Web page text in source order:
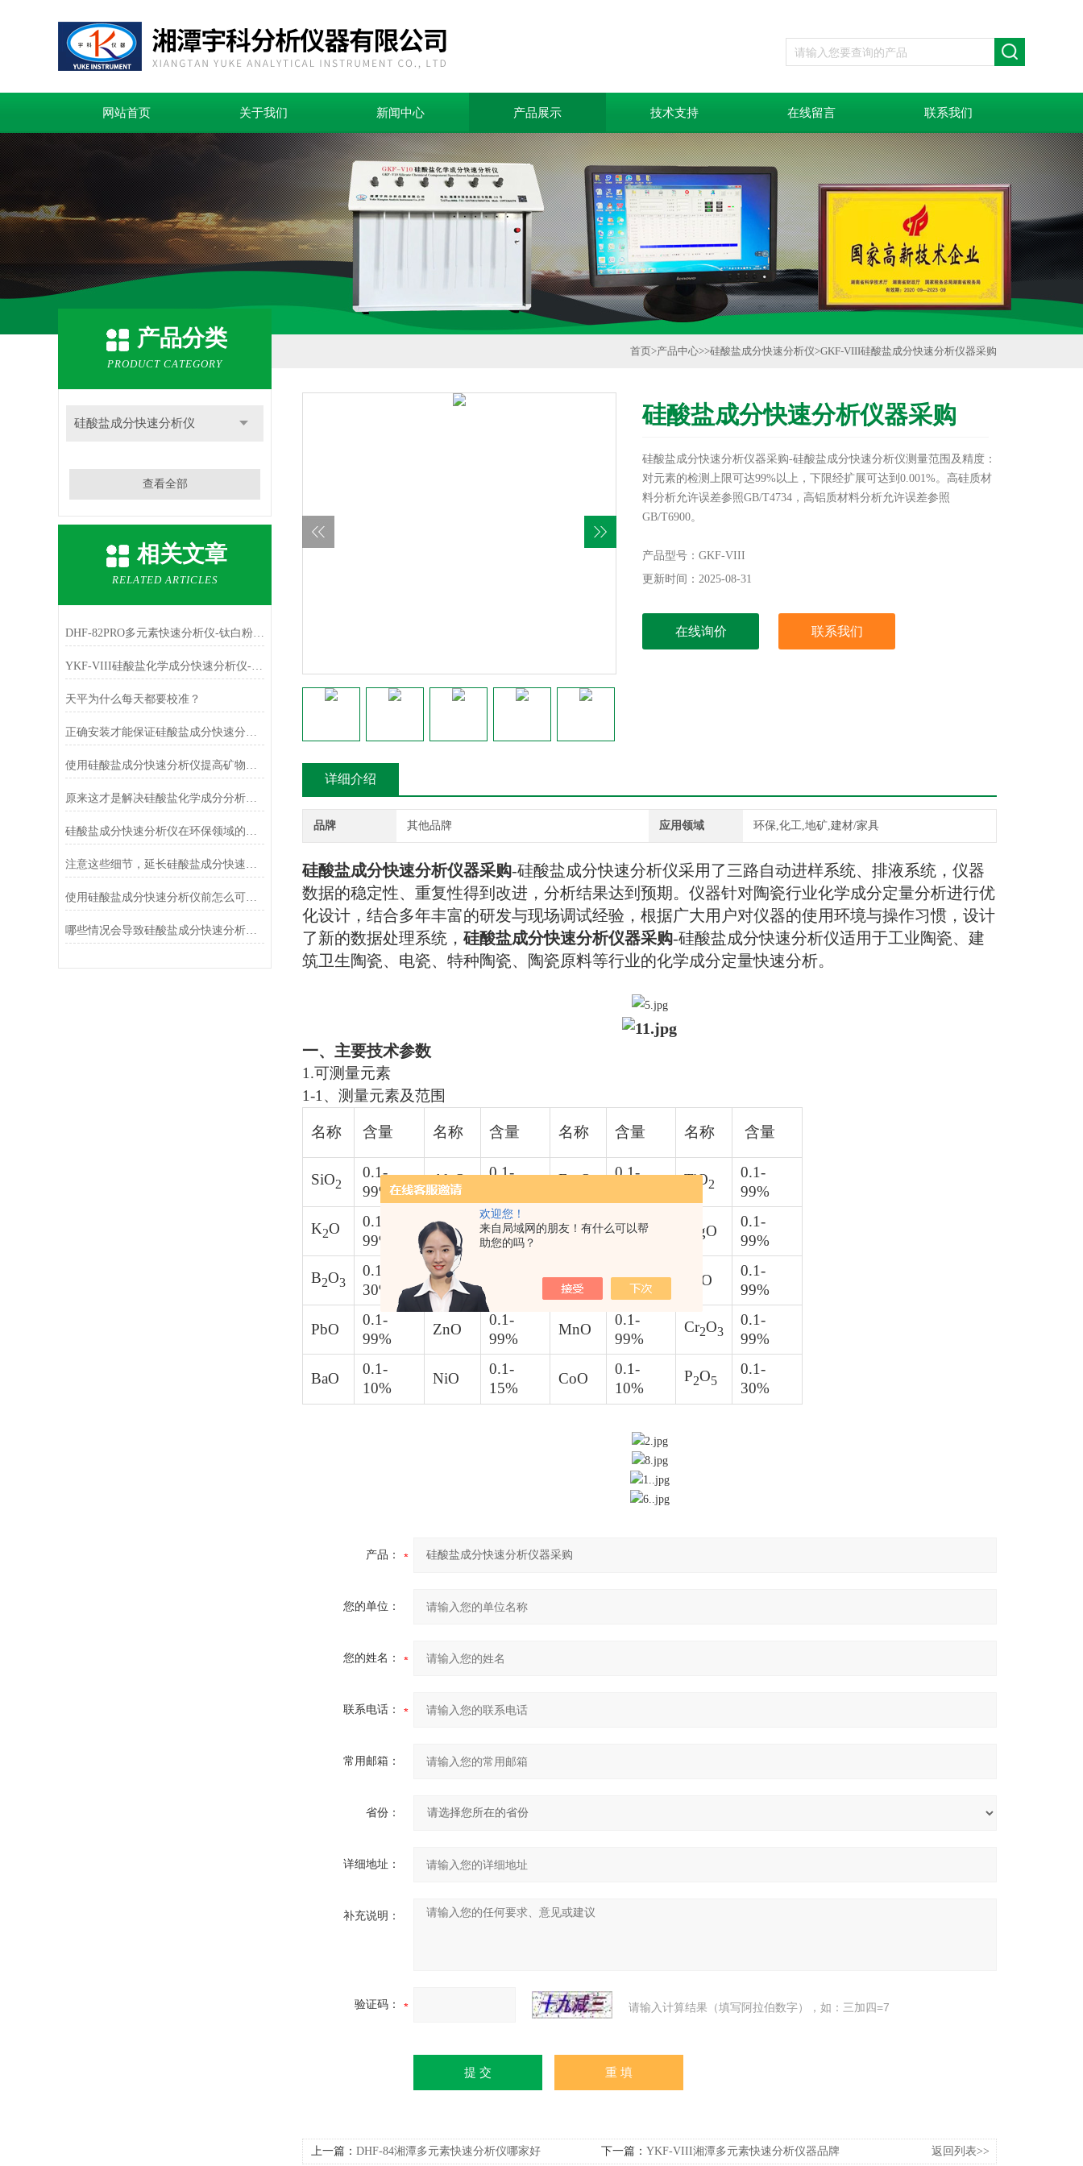
欢迎您！
来自局域网的朋友！有什么可以帮
助您的吗？
网站首页 关于我们 新闻中心 产品展示 技术支持 在线留言 联系我们
产品分类
PRODUCT CATEGORY
硅酸盐成分快速分析仪
查看全部
相关文章
RELATED ARTICLES
DHF-82PRO多元素快速分析仪-钛白粉、金红石中主成份TiO2的测定
YKF-VIII硅酸盐化学成分快速分析仪-铁红中主成份Fe2O3的测定
天平为什么每天都要校准？
正确安装才能保证硅酸盐成分快速分析仪的正常运行
使用硅酸盐成分快速分析仪提高矿物加工效率
原来这才是解决硅酸盐化学成分分析常见故障的正确方法！
硅酸盐成分快速分析仪在环保领域的应用及前景
注意这些细节，延长硅酸盐成分快速分析仪使用寿命
使用硅酸盐成分快速分析仪前怎么可以不了解这些！
哪些情况会导致硅酸盐成分快速分析仪测定结果不准确？
首页>产品中心>>硅酸盐成分快速分析仪>GKF-VIII硅酸盐成分快速分析仪器采购
硅酸盐成分快速分析仪器采购
硅酸盐成分快速分析仪器采购-硅酸盐成分快速分析仪测量范围及精度：
对元素的检测上限可达99%以上，下限经扩展可达到0.001%。高硅质材
料分析允许误差参照GB/T4734，高铝质材料分析允许误差参照
GB/T6900。
析3～6小时完成。
测量通道：3个，可同时测量3个元素。
产品型号：GKF-VIII
更新时间：2025-08-31
在线询价 联系我们
详细介绍
品牌 其他品牌 应用领域 环保,化工,地矿,建材/家具
硅酸盐成分快速分析仪器采购-硅酸盐成分快速分析仪采用了三路自动进样系统、排液系统，仪器
数据的稳定性、重复性得到改进，分析结果达到预期。仪器针对陶瓷行业化学成分定量分析进行优
化设计，结合多年丰富的研发与现场调试经验，根据广大用户对仪器的使用环境与操作习惯，设计
了新的数据处理系统， 硅酸盐成分快速分析仪器采购-硅酸盐成分快速分析仪适用于工业陶瓷、建
筑卫生陶瓷、电瓷、特种陶瓷、陶瓷原料等行业的化学成分定量快速分析。
一、主要技术参数
1.可测量元素
1-1、测量元素及范围
名称 含量 名称 含量 名称 含量 名称 含量
SiO2
0.1-
99%
Al2O
0.1-
Fe O
0.1-
TiO2
0.1-
99%
K2O
0.1-
99%
Na2O
0.1-
99%
CaO
0.1-
MgO
0.1-
99%
B2O3
0.1-
30%
ZrO 2 Li2O
15%
SnO
0.1-
99%
PbO
0.1-
99%
ZnO
0.1-
99%
MnO
0.1-
99%
Cr2O3
0.1-
99%
BaO
0.1-
10%
NiO
0.1-
15%
CoO
0.1-
10%
P2O5
0.1-
30%
产品：
您的单位：
您的姓名：
联系电话：
常用邮箱：
省份：
详细地址：
补充说明：
验证码： 请输入计算结果（填写阿拉伯数字），如：三加四=7
上一篇： DHF-84湘潭多元素快速分析仪哪家好 下一篇： YKF-VIII湘潭多元素快速分析仪器品牌 返回列表>>